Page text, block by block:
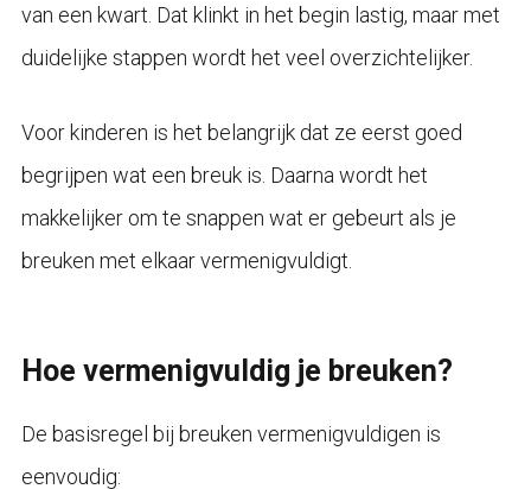
van een kwart. Dat klinkt in het begin lastig, maar met
duidelijke stappen wordt het veel overzichtelijker.
Voor kinderen is het belangrijk dat ze eerst goed
begrijpen wat een breuk is. Daarna wordt het
makkelijker om te snappen wat er gebeurt als je
breuken met elkaar vermenigvuldigt.
Hoe vermenigvuldig je breuken?
De basisregel bij breuken vermenigvuldigen is
eenvoudig: